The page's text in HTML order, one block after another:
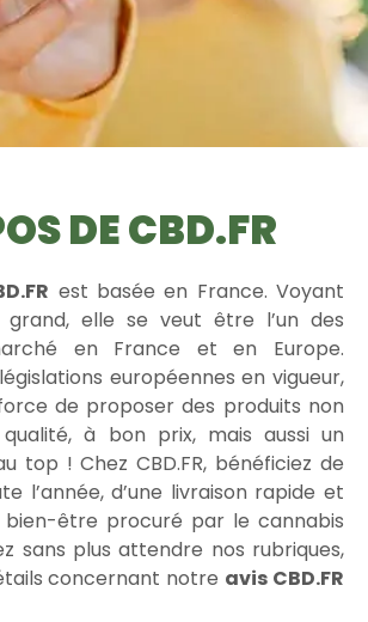
DE CBD.FR
est basée en France. Voyant
grand, elle se veut être l’un des
en France et en Europe.
européennes en vigueur,
de proposer des produits non
à bon prix, mais aussi un
top ! Chez CBD.FR, bénéficiez de
l’année, d’une livraison rapide et
être procuré par le cannabis
sans plus attendre nos rubriques,
concernant notre avis CBD.FR